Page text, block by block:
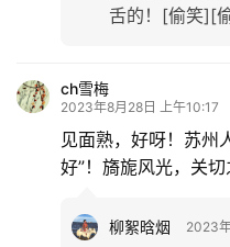
舌的！[偷笑][
ch雪梅
2023年8月28日 上午10:17
见面熟，好呀！苏州
好”！旖旎风光，关切
柳絮晗烟 2023